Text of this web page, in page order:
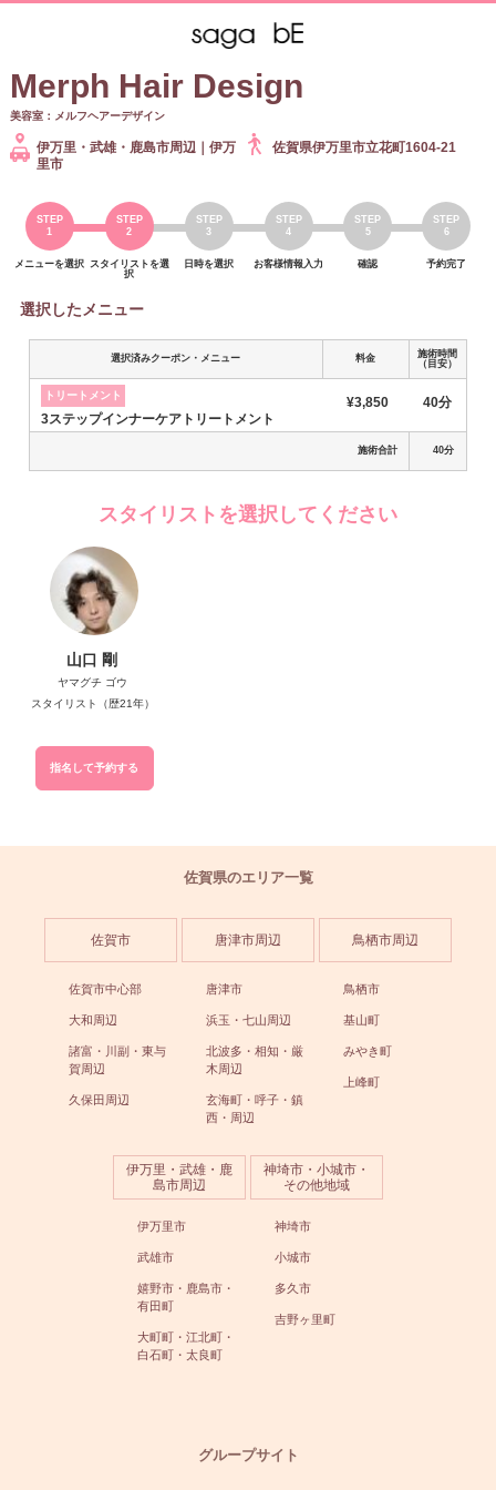
Merph Hair Design
美容室：メルフヘアーデザイン
伊万里・武雄・鹿島市周辺｜伊万
里市
佐賀県伊万里市立花町1604-21
メニューを選択 スタイリストを選
択
日時を選択 お客様情報入力 確認 予約完了
選択したメニュー
選択済みクーポン・メニュー 料金
施術時間
（目安）
トリートメント
3ステップインナーケアトリートメント
¥3,850 40分
施術合計 40分
スタイリストを選択してください
山口 剛
ヤマグチ ゴウ
スタイリスト（歴21年）
指名して予約する
佐賀県のエリア一覧
佐賀市
佐賀市中心部
大和周辺
諸富・川副・東与
賀周辺
久保田周辺
唐津市周辺
唐津市
浜玉・七山周辺
北波多・相知・厳
木周辺
玄海町・呼子・鎮
西・周辺
鳥栖市周辺
鳥栖市
基山町
みやき町
上峰町
伊万里・武雄・鹿
島市周辺
伊万里市
武雄市
嬉野市・鹿島市・
有田町
大町町・江北町・
白石町・太良町
神埼市・小城市・
その他地域
神埼市
小城市
多久市
吉野ヶ里町
グループサイト